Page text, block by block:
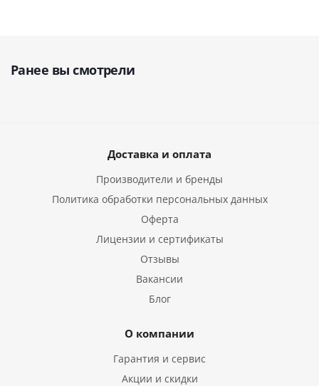
Ранее вы смотрели
Доставка и оплата
Производители и бренды
Политика обработки персональных данных
Оферта
Лицензии и сертификаты
Отзывы
Вакансии
Блог
О компании
Гарантия и сервис
Акции и скидки